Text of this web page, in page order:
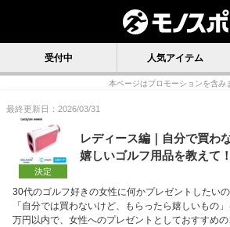
受付中 人気アイテム
本ページはプロモーションを含み
最終更新日：2026/03/31
決定
レディース編｜自分で買わ
嬉しいゴルフ用品を教えて！
30代のゴルフ好きの女性に何かプレゼントしたい
「自分では買わないけど、もらったら嬉しいもの
万円以内で、女性へのプレゼントとしておすすめ